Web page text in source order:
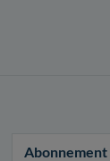
Abonnement